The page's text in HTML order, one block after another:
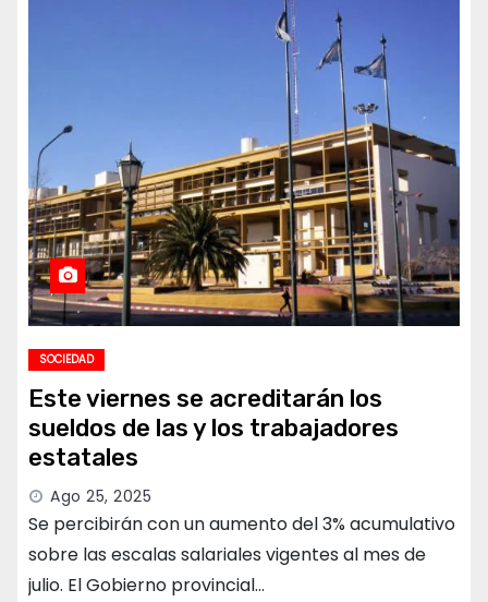
SOCIEDAD
Este viernes se acreditarán los
sueldos de las y los trabajadores
estatales
Ago 25, 2025
Se percibirán con un aumento del 3% acumulativo
sobre las escalas salariales vigentes al mes de
julio. El Gobierno provincial…